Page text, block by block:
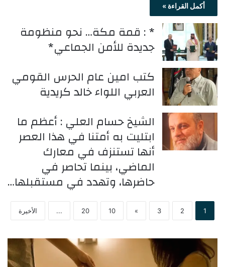
أكمل القراءة »
* : قمة مكة… نحو منظومة
جديدة للأمن الجماعي*
كتب امين عام الحرس القومي
العربي اللواء خالد كريدية
الشيخ حسام العلي : أعظم ما
ابتليت به أمتنا في هذا العصر
أنها تستنزف في معارك
الماضي، بينما تحاصر في
حاضرها، وتهدد في مستقبلها…
1
2
3
»
10
20
... الأخيرة